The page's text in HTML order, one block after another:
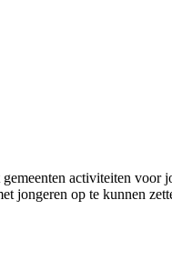
activiteiten
jongeren op te kunnen